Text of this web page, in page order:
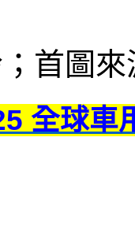
；首圖
全球車